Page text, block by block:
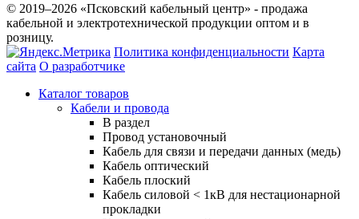
© 2019–2026 «Псковский кабельный центр» - продажа
кабельной и электротехнической продукции оптом и в
розницу.
Политика конфиденциальности Карта
сайта О разработчике
Каталог товаров
Кабели и провода
В раздел
Провод установочный
Кабель для связи и передачи данных (медь)
Кабель оптический
Кабель плоский
Кабель силовой < 1кВ для нестационарной
прокладки